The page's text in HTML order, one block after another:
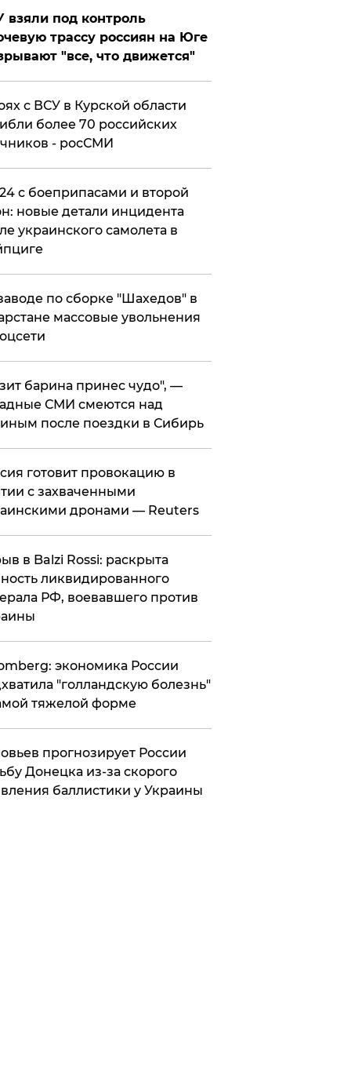
взяли под контроль
трассу россиян на Юге
"все, что движется"
с ВСУ в Курской области
более 70 российских
- росСМИ
с боеприпасами и второй
новые детали инцидента
украинского самолета в
по сборке "Шахедов" в
массовые увольнения
барина принес чудо", —
СМИ смеются над
после поездки в Сибирь
готовит провокацию в
с захваченными
дронами — Reuters
в Balzi Rossi: раскрыта
ликвидированного
РФ, воевавшего против
экономика России
"голландскую болезнь"
тяжелой форме
прогнозирует России
Донецка из-за скорого
баллистики у Украины